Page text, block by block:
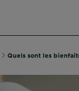
Quels sont les